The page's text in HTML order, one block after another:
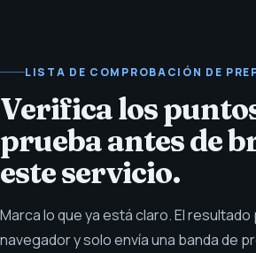
LISTA DE COMPROBACIÓN DE
Verifica los
prueba antes de
este servicio.
Marca lo que ya está claro. El
navegador y solo envía una banda de